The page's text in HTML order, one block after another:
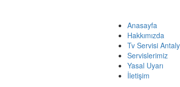
Anasayfa
Hakkımızda
Tv Servisi
Servislerimiz
Yasal Uyarı
İletişim